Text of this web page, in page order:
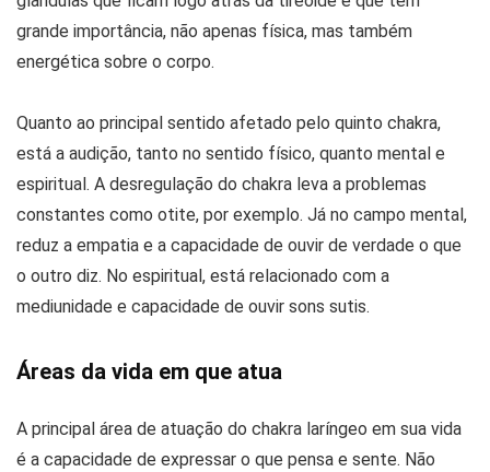
grande importância, não apenas física, mas também
energética sobre o corpo.
Quanto ao principal sentido afetado pelo quinto chakra,
está a audição, tanto no sentido físico, quanto mental e
espiritual. A desregulação do chakra leva a problemas
constantes como otite, por exemplo. Já no campo mental,
reduz a empatia e a capacidade de ouvir de verdade o que
o outro diz. No espiritual, está relacionado com a
mediunidade e capacidade de ouvir sons sutis.
Áreas da vida em que atua
A principal área de atuação do chakra laríngeo em sua vida
é a capacidade de expressar o que pensa e sente. Não